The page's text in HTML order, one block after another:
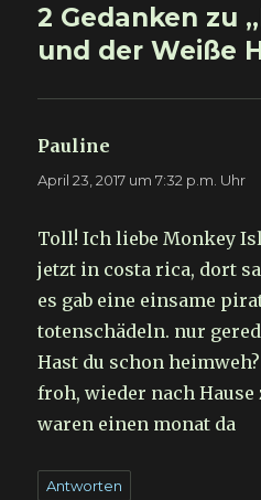
2 Gedanken zu
und der Weiße
Pauline
April 23, 2017 um 7:32 p.m. Uhr
Toll! Ich liebe Monkey
jetzt in costa rica, dort
es gab eine einsame
totenschädeln. nur
Hast du schon
froh, wieder nach
waren einen monat da
Antworten